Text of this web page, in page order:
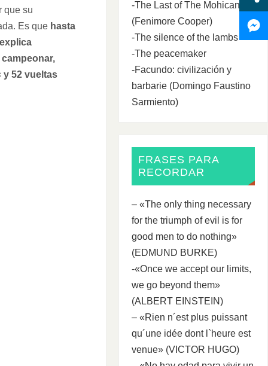
que su
Es que hasta
y 52 vueltas
-The Last of The Mohicans
(Fenimore Cooper)
-The silence of the lambs
-The peacemaker
-Facundo: civilización y
barbarie (Domingo Faustino
Sarmiento)
FRASES PARA
RECORDAR
– «The only thing necessary
for the triumph of evil is for
good men to do nothing»
(EDMUND BURKE)
-«Once we accept our limits,
we go beyond them»
(ALBERT EINSTEIN)
– «Rien n´est plus puissant
qu´une idée dont l`heure est
venue» (VICTOR HUGO)